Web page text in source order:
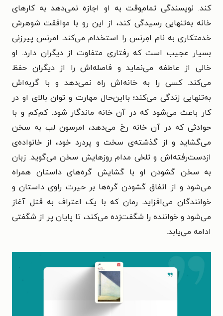
کند. نویسندگی تمام‌وقت به او اجازه نمی‌دهد به کارهای
خانه به‌تنهایی رسیدگی کند، از این رو با موافقت شوهرش
خدمتکاری به نام امِرنس را استخدام می‌کند. امرنس پیرزنی
بسیار عجیب است که رفتاری متفاوت از دیگران دارد. او
خالی از عاطفه می‌نماید و فاصله‌اش را از دیگران حفظ
می‌کند. کسی را به خانه‌اش راه نمی‌دهد و با گربه‌اش
به‌تنهایی زندگی می‌کند؛ بااین‌حال مهارت و توان بالای او در
کار باعث می‌شود که در آن خانه ماندگار شود. کم‌کم و با
حوادثی که در آن خانه رخ می‌دهد، امرسون لب به سخن
می‌گشاید و از گذشته‌ی سخت و پردرد خود، از خانواده‌ی
ازدست‌رفته‌اش و تلخی مدام روزهایش سخن می‌گوید. زبان
به سخن گشودن او با گشایش گره‌های داستان همراه
می‌شود و از اتفاق گشودن گره‌ها بر حیرت راوی داستان و
خوانندگان می‌افزاید. رمان که با یک اعتراف به قتل آغاز
می‌شود و خواننده را شگفت‌زده می‌کند، تا پایان پر از شگفتی
ادامه می‌یابد.